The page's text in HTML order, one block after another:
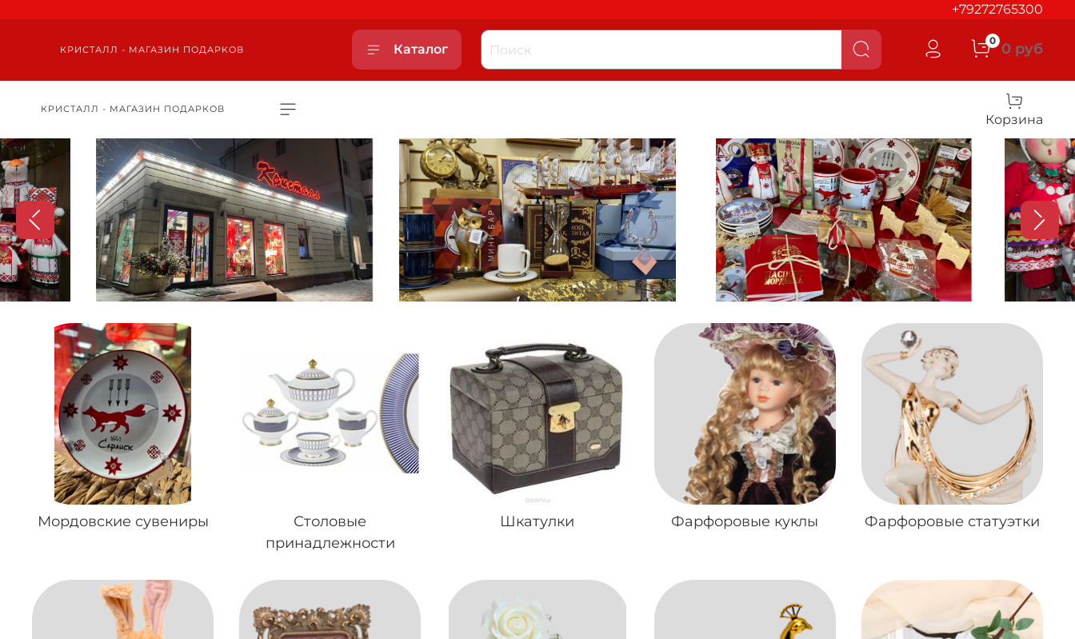
+79272765300
КРИСТАЛЛ - МАГАЗИН ПОДАРКОВ Каталог
0 0 руб
КРИСТАЛЛ - МАГАЗИН ПОДАРКОВ
Корзина
Мордовские сувениры
Столовые
принадлежности
Шкатулки Фарфоровые куклы Фарфоровые статуэтки